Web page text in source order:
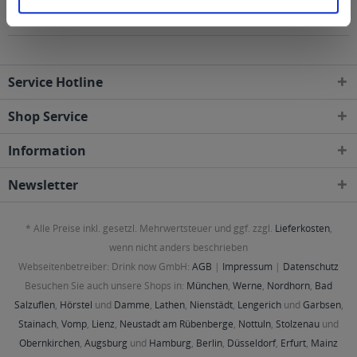
Gebieten geliefert
Service Hotline
Shop Service
Information
Newsletter
* Alle Preise inkl. gesetzl. Mehrwertsteuer und ggf. zzgl. Lieferkosten,
wenn nicht anders beschrieben
Webseitenbetreiber: Drink now GmbH: AGB | Impressum | Datenschutz
Besuchen Sie auch unsere Shops in: München, Werne, Nordhorn, Bad
Salzuflen, Hörstel und Damme, Lathen, Nienstädt, Lengerichund Garbsen,
Stainach, Vomp, Lienz, Neustadt am Rübenberge, Nottuln, Stolzenau und
Obernkirchen, Augsburg und Hamburg, Berlin, Düsseldorf, Erfurt, Mainz